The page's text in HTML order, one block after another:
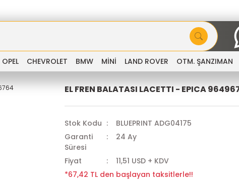
OPEL CHEVROLET BMW MİNİ LAND ROVER OTM. ŞANZIMAN
EL FREN BALATASI LACETTI - EPICA
Stok Kodu
BLUEPRINT ADG04175
Garanti
Süresi
24 Ay
Fiyat
11,51 USD + KDV
*67,42 TL den başlayan taksitlerle!!